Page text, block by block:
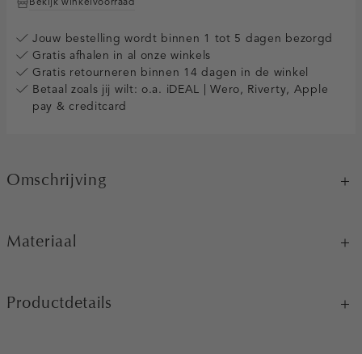
Jouw bestelling wordt binnen 1 tot 5 dagen bezorgd
Gratis afhalen in al onze winkels
Gratis retourneren binnen 14 dagen in de winkel
Betaal zoals jij wilt: o.a. iDEAL | Wero, Riverty, Apple
pay & creditcard
Omschrijving
Materiaal
Productdetails